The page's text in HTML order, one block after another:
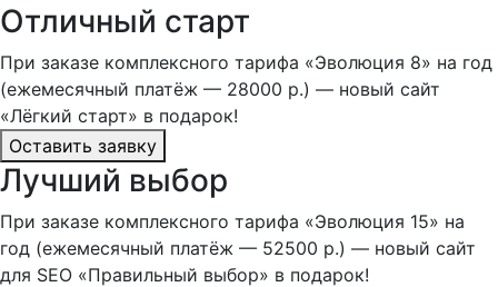
Отличный старт
При заказе комплексного тарифа «Эволюция 8» на год
(ежемесячный платёж — 28000 р.) — новый сайт
«Лёгкий старт» в подарок!
Оставить заявку
Лучший выбор
При заказе комплексного тарифа «Эволюция 15» на
год (ежемесячный платёж — 52500 р.) — новый сайт
для SEO «Правильный выбор» в подарок!